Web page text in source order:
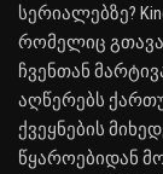
სერიალებზე?
რომელიც
ჩვენთან
აღწერებს
ქვეყნების
წყაროებიდან